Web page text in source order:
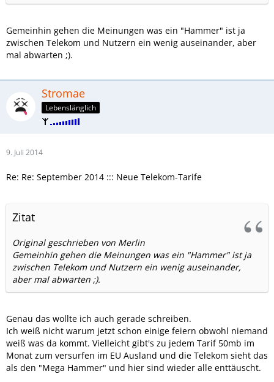
Gemeinhin gehen die Meinungen was ein "Hammer" ist ja
zwischen Telekom und Nutzern ein wenig auseinander, aber
mal abwarten ;).
Stromae
Lebenslänglich
9. Juli 2014
Re: Re: September 2014 ::: Neue Telekom-Tarife
Zitat
Original geschrieben von Merlin
Gemeinhin gehen die Meinungen was ein "Hammer" ist ja
zwischen Telekom und Nutzern ein wenig auseinander,
aber mal abwarten ;).
Genau das wollte ich auch gerade schreiben.
Ich weiß nicht warum jetzt schon einige feiern obwohl niemand
weiß was da kommt. Vielleicht gibt's zu jedem Tarif 50mb im
Monat zum versurfen im EU Ausland und die Telekom sieht das
als den "Mega Hammer" und hier sind wieder alle enttäuscht.